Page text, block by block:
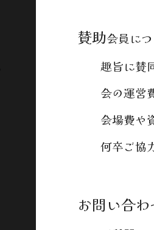
賛助会員に
趣旨に賛同
会の運営費
会場費や資
何卒ご協力
お問い合